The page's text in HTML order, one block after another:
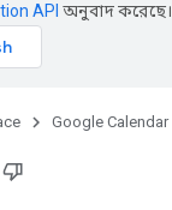
API অনুবাদ করেছে।
Google Calendar